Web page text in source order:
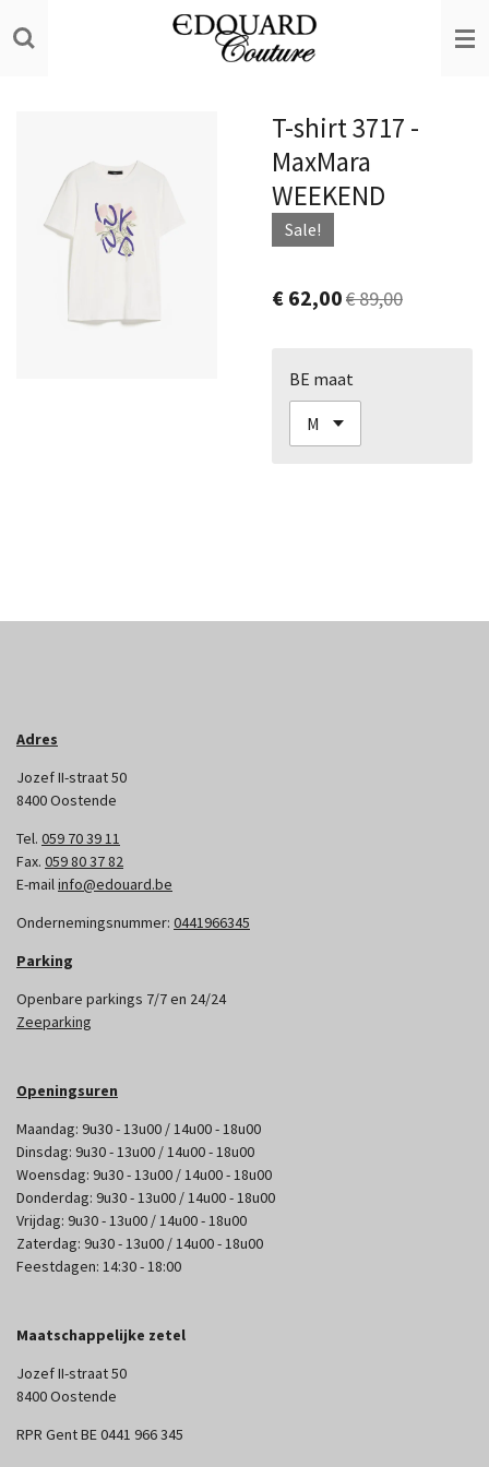
direct
T-shirt 3717 -
MaxMara
WEEKEND
Sale!
€ 62,00€ 89,00
BE maat
Adres
Jozef II-straat 50
8400 Oostende
Tel. 059 70 39 11
Fax. 059 80 37 82
E-mailinfo@edouard.be
Ondernemingsnummer: 0441966345
Parking
Openbare parkings 7/7 en 24/24
Zeeparking
Openingsuren
Maandag: 9u30 - 13u00 / 14u00 - 18u00
Dinsdag: 9u30 - 13u00 / 14u00 - 18u00
Woensdag: 9u30 - 13u00 / 14u00 - 18u00
Donderdag: 9u30 - 13u00 / 14u00 - 18u00
Vrijdag: 9u30 - 13u00 / 14u00 - 18u00
Zaterdag: 9u30 - 13u00 / 14u00 - 18u00
Feestdagen: 14:30 - 18:00
Maatschappelijke zetel
Jozef II-straat 50
8400 Oostende
RPR Gent BE 0441 966 345